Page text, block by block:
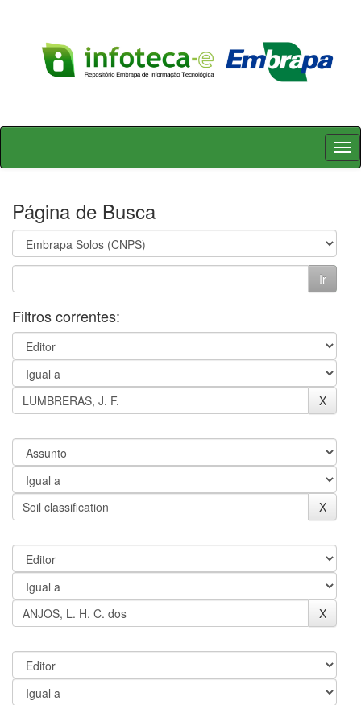
Skip
Página de Busca
Filtros correntes: